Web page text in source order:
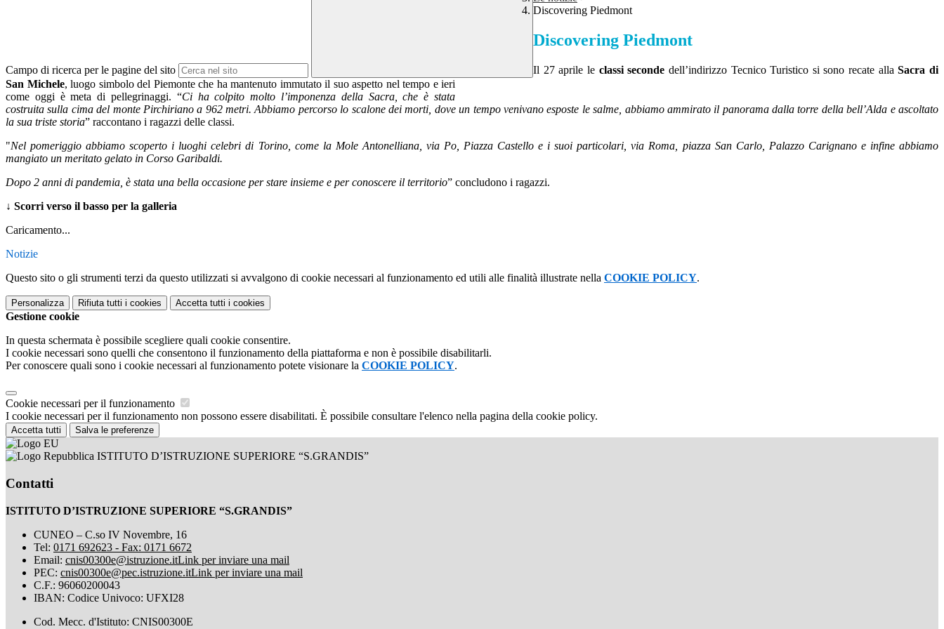
Campo di ricerca per le pagine del sito
Discovering Piedmont
Discovering Piedmont
Il 27 aprile le classi seconde dell’indirizzo Tecnico Turistico si sono recate allaSacra di
San Michele, luogo simbolo del Piemonte che ha mantenuto immutato il suo aspetto nel tempo e ieri
come oggi è meta di pellegrinaggi. “Ci ha colpito molto l’imponenza della Sacra, che è stata
costruita sulla cima del monte Pirchiriano a 962 metri. Abbiamo percorso lo scalone dei morti, dove un tempo venivano esposte le salme, abbiamo ammirato il panorama dalla torre della bell’Alda e ascoltato
la sua triste storia” raccontano i ragazzi delle classi.
"Nel pomeriggio abbiamo scoperto i luoghi celebri di Torino, come la Mole Antonelliana, via Po, Piazza Castello e i suoi particolari, via Roma, piazza San Carlo, Palazzo Carignano e infine abbiamo
mangiato un meritato gelato in Corso Garibaldi.
Dopo 2 anni di pandemia, è stata una bella occasione per stare insieme e per conoscere il territorio” concludono i ragazzi.
↓ Scorri verso il basso per la galleria
Caricamento...
Notizie
Questo sito o gli strumenti terzi da questo utilizzati si avvalgono di cookie necessari al funzionamento ed utili alle finalità illustrate nella COOKIE POLICY.
Personalizza Rifiuta tutti i cookies Accetta tutti i cookies
Gestione cookie
In questa schermata è possibile scegliere quali cookie consentire.
I cookie necessari sono quelli che consentono il funzionamento della piattaforma e non è possibile disabilitarli.
Per conoscere quali sono i cookie necessari al funzionamento potete visionare la COOKIE POLICY.
Cookie necessari per il funzionamento
I cookie necessari per il funzionamento non possono essere disabilitati. È possibile consultare l'elenco nella pagina della cookie policy.
Accetta tutti Salva le preferenze
ISTITUTO D’ISTRUZIONE SUPERIORE “S.GRANDIS”
Contatti
ISTITUTO D’ISTRUZIONE SUPERIORE “S.GRANDIS”
CUNEO – C.so IV Novembre, 16
Tel: 0171 692623 - Fax: 0171 6672
Email: cnis00300e@istruzione.itLink per inviare una mail
PEC: cnis00300e@pec.istruzione.itLink per inviare una mail
C.F.: 96060200043
IBAN: Codice Univoco: UFXI28
Cod. Mecc. d'Istituto: CNIS00300E